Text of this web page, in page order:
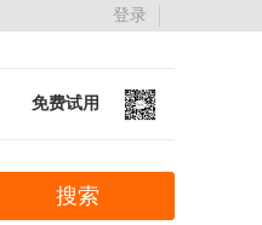
登录
免费试用